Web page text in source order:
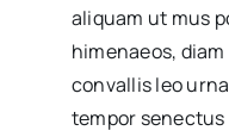
aliquam ut mus
himenaeos,
convallis leo
tempor